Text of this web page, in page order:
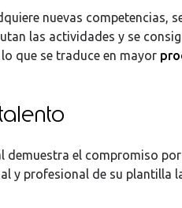
nuevas competencias,
las actividades y se
que se traduce en mayor
demuestra el compromiso
y profesional de su plantilla